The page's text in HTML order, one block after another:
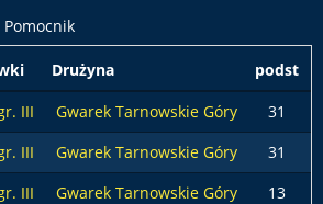
Pomocnik
Drużyna podst
III Gwarek Tarnowskie Góry
31
III Gwarek Tarnowskie Góry
31
III Gwarek Tarnowskie Góry
13